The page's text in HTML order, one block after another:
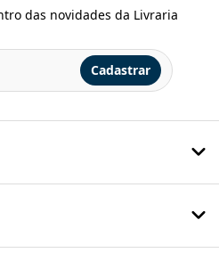
das novidades da Livraria
Cadastrar